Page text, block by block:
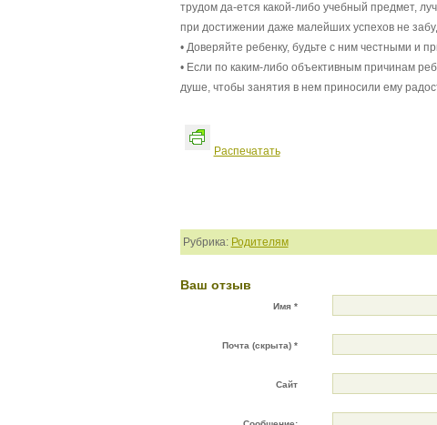
трудом да-ется какой-либо учебный предмет,
при достижении даже малейших успехов не
• Доверяйте ребенку, будьте с ним честными и
• Если по каким-либо объективным причинам
душе, чтобы занятия в нем приносили ему
Распечатать
Рубрика: Родителям
Ваш отзыв
Имя *
Почта (скрыта) *
Сайт